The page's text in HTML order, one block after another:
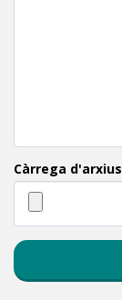
Càrrega d'arxius